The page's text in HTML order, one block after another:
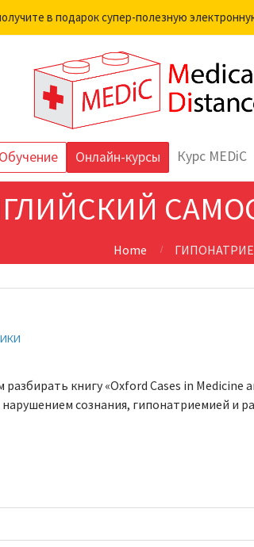
Обучение Онлайн-курсы Курс MEDiC
Home
книгу «Oxford Cases in Medicine
нарушением сознания, гипонатриемией и
в подарок супер-полезную